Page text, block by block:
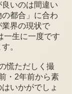
いのは間違い
都合」に合わ
界の現状で
一生に一度です
。
慌ただしく撮
・2年前から素
いかがでしょ